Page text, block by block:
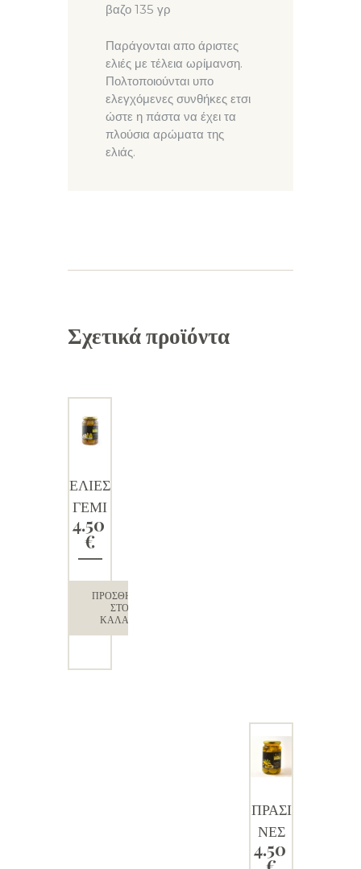
βαζο 135 γρ
Παράγονται απο άριστες
ελιές με τέλεια ωρίμανση.
Πολτοποιούνται υπο
ελεγχόμενες συνθήκες ετσι
ώστε η πάστα να έχει τα
πλούσια αρώματα της
ελιάς.
Σχετικά προϊόντα
ΕΛΙΕΣ
ΓΕΜΙ
ΣΤΕΣ
με
ο
4.50
€
ΠΡΟΣΘΉΚΗ
ΣΤΟ
ΚΑΛΆΘΙ
ΠΡΑΣΙ
ΝΕΣ
ΕΛΙΕΣ
4.50